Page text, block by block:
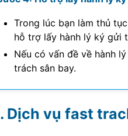
Trong lúc bạn làm thủ
hỗ trợ lấy hành lý ký gửi
Nếu có vấn đề về hành
trách sân bay.
Dịch vụ fast